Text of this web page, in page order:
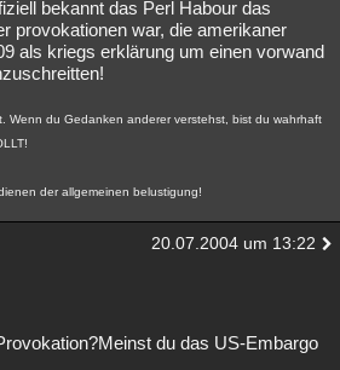
bekannt das Perl Habour das
provokationen war, die amerikaner
als kriegs erklärung um einen vorwand
Wenn du Gedanken anderer verstehst, bist du wahrhaft
der allgemeinen belustigung!
20.07.2004 um 13:22
du das US-Embargo